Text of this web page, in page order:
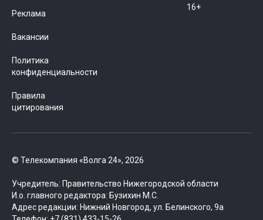
© Телекомпания «Волга 24», 2026
Учредитель: Правительство Нижегородской области
И.о. главного редактора: Бузихин М.С.
Адрес редакции: Нижний Новгород, ул. Белинского, 9а
Реклама
Вакансии
Политика
конфиденциальности
Правила
цитирования
16+